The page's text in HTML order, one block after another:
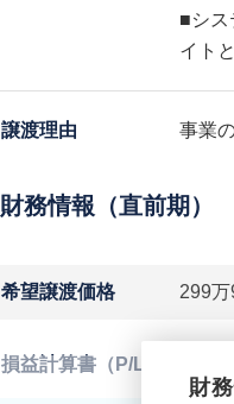
■シス
イト
譲渡理由 事業
財務情報（直前期）
希望譲渡価格 299
財
損益計算書（P/L）